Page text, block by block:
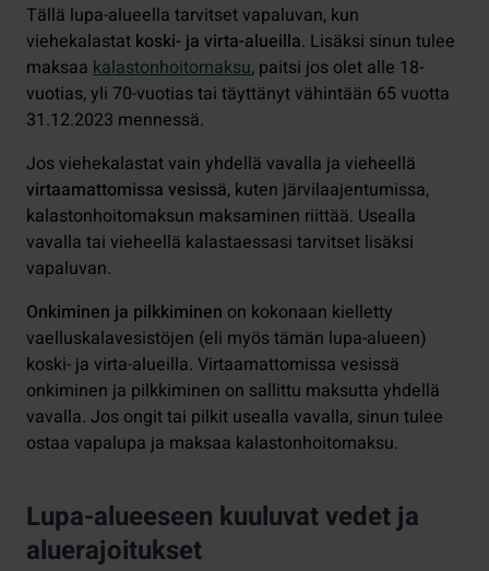
Tällä lupa-alueella tarvitset vapaluvan, kun
viehekalastat koski- ja virta-alueilla. Lisäksi sinun tulee
maksaa kalastonhoitomaksu, paitsi jos olet alle 18-
vuotias, yli 70-vuotias tai täyttänyt vähintään 65 vuotta
31.12.2023 mennessä.
Jos viehekalastat vain yhdellä vavalla ja vieheellä
virtaamattomissa vesissä, kuten järvilaajentumissa,
kalastonhoitomaksun maksaminen riittää. Usealla
vavalla tai vieheellä kalastaessasi tarvitset lisäksi
vapaluvan.
Onkiminen ja pilkkiminen on kokonaan kielletty
vaelluskalavesistöjen (eli myös tämän lupa-alueen)
koski- ja virta-alueilla. Virtaamattomissa vesissä
onkiminen ja pilkkiminen on sallittu maksutta yhdellä
vavalla. Jos ongit tai pilkit usealla vavalla, sinun tulee
ostaa vapalupa ja maksaa kalastonhoitomaksu.
Lupa-alueeseen kuuluvat vedet ja
aluerajoitukset